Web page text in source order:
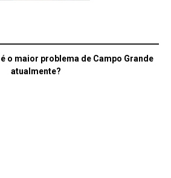
o maior problema de Campo Grande
atualmente?